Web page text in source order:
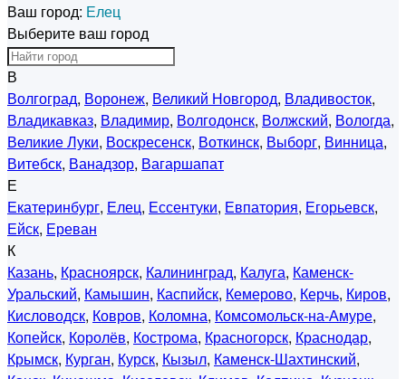
Ваш город: Елец
Выберите ваш город
В
Волгоград, Воронеж, Великий Новгород, Владивосток,
Владикавказ, Владимир, Волгодонск, Волжский, Вологда,
Великие Луки, Воскресенск, Воткинск, Выборг, Винница,
Витебск, Ванадзор, Вагаршапат
Е
Екатеринбург, Елец, Ессентуки, Евпатория, Егорьевск,
Ейск, Ереван
К
Казань, Красноярск, Калининград, Калуга, Каменск-
Уральский, Камышин, Каспийск, Кемерово, Керчь, Киров,
Кисловодск, Ковров, Коломна, Комсомольск-на-Амуре,
Копейск, Королёв, Кострома, Красногорск, Краснодар,
Крымск, Курган, Курск, Кызыл, Каменск-Шахтинский,